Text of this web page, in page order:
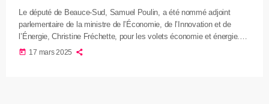
Le député de Beauce-Sud, Samuel Poulin, a été nommé adjoint
parlementaire de la ministre de l’Économie, de l’Innovation et de
l’Énergie, Christine Fréchette, pour les volets économie et énergie.
Dans un contexte où l’économie québécoise affiche des signes de
today 17 mars 2025